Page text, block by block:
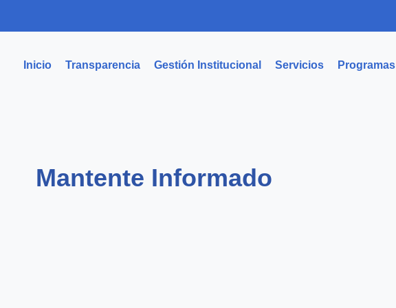
Inicio Transparencia Gestión Institucional Servicios Programas
Mantente Informado